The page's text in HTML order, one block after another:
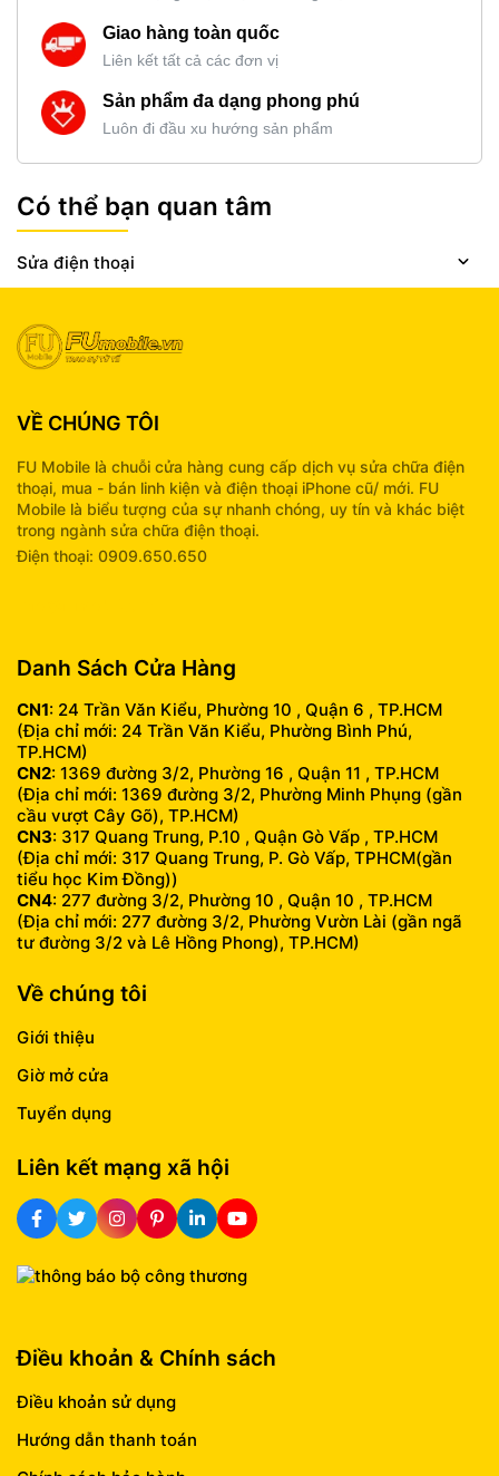
Giao hàng toàn quốc
Liên kết tất cả các đơn vị
Sản phẩm đa dạng phong phú
Luôn đi đầu xu hướng sản phẩm
Có thể bạn quan tâm
Sửa điện thoại
VỀ CHÚNG TÔI
FU Mobile là chuỗi cửa hàng cung cấp dịch vụ sửa chữa điện
thoại, mua - bán linh kiện và điện thoại iPhone cũ/ mới. FU
Mobile là biểu tượng của sự nhanh chóng, uy tín và khác biệt
trong ngành sửa chữa điện thoại.
Điện thoại: 0909.650.650
Danh Sách Cửa Hàng
CN1: 24 Trần Văn Kiểu, Phường 10 , Quận 6 , TP.HCM
(Địa chỉ mới: 24 Trần Văn Kiểu, Phường Bình Phú,
TP.HCM)
CN2: 1369 đường 3/2, Phường 16 , Quận 11 , TP.HCM
(Địa chỉ mới: 1369 đường 3/2, Phường Minh Phụng (gần
cầu vượt Cây Gõ), TP.HCM)
CN3: 317 Quang Trung, P.10 , Quận Gò Vấp , TP.HCM
(Địa chỉ mới: 317 Quang Trung, P. Gò Vấp, TPHCM(gần
tiểu học Kim Đồng))
CN4: 277 đường 3/2, Phường 10 , Quận 10 , TP.HCM
(Địa chỉ mới: 277 đường 3/2, Phường Vườn Lài (gần ngã
tư đường 3/2 và Lê Hồng Phong), TP.HCM)
Về chúng tôi
Giới thiệu
Giờ mở cửa
Tuyển dụng
Liên kết mạng xã hội
Điều khoản & Chính sách
Điều khoản sử dụng
Hướng dẫn thanh toán